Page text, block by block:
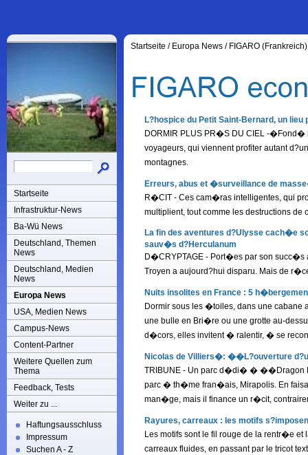
Startseite
Infrastruktur-News
Ba-Wü News
Deutschland, Themen
News
Deutschland, Medien
News
Europa News
USA, Medien News
Campus-News
Content-Partner
Weitere Quellen zum
Thema
Feedback, Tests
Weiter zu ...
Haftungsausschluss
Impressum
Suchen A - Z
Startseite / Europa News / FIGARO (Frankreich)
L?hospice du Petit Saint-Bernard, un
DORMIR PLUS PR�S DU CIEL -�Fond�
voyageurs, qui viennent profiter autant
montagnes.
Erreurs, abus et �surveillance de
R�CIT - Ces cam�ras intelligentes, qui
multiplient, tout comme les destructions
La fin des aventures d?Ulysse cach�e
sauv�s d?Herculanum
D�CRYPTAGE - Port�es par son succ�s
Troyen a aujourd?hui disparu. Mais de
Nuits insolites en France : 5
Dormir sous les �toiles, dans une cabane
une bulle en Bri�re ou une grotte au-
d�cors, elles invitent � ralentir, � se
Nicolas de Villiers�: ��L?ouverture
TRIBUNE - Un parc d�di� � ��Dragon
parc � th�me fran�ais, Mirapolis. En
man�ge, mais il finance un r�cit,
Rayures, carreaux : les motifs
Les motifs sont le fil rouge de la rentr�e
carreaux fluides, en passant par le tricot